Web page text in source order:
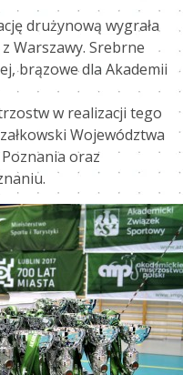
drużynową wygrała
Warszawy. Srebrne
brązowe dla Akademii
w realizacji tego
Województwa
oraz